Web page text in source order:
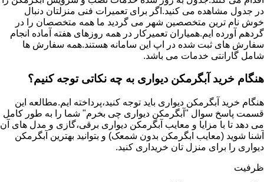
در جدول مشاهده می کنید.اگر برای تعمیرات فنی منزلتان دنبال
خوش نام ترین متخصصین شهر می گردید ما همه متخصصان را در
گردهم آورده ایم.همیاران تعمیرکار در همه روزهای هفته آماده انجام
سفارش های ثبت شده در اپ این سامانه هستند.همه سفارش ها
شامل گارانتی خدمات می باشد.
هنگام خرید آبگرمکن دیواری به چه نکاتی توجه کنیم؟
هنگام خرید آبگرمکن دیواری باید توجه کنید،پرداخته ایم.مطالعه این
قسمت پاسخ سوال "آبگرمکن دیواری چی بخرم" شما را به طور کامل
می دهد تا با مزایا و معایب آبگرمکن دیواری برقی،گازی و مدل های آن
آشنا شوید (معایب ابگرمکن بدون شمعک) و بتوانید بهترین آبگرمکن
دیواری را برای منزل تان خریداری کنید.
ظرفیت